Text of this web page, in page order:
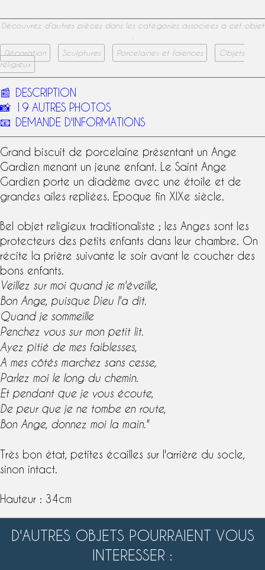
Découvrez d’autres pièces dans les catégories associées à cet objet
:
Décoration
Sculptures Porcelaines et faïences
Objets
religieux
📰 DESCRIPTION
📸 19 AUTRES PHOTOS
📧 DEMANDE D'INFORMATIONS
Grand biscuit de porcelaine présentant un Ange
Gardien menant un jeune enfant. Le Saint Ange
Gardien porte un diadème avec une étoile et de
grandes ailes repliées. Epoque fin XIXe siècle
Bel objet religieux traditionaliste ; les Anges sont les
protecteurs des petits enfants dans leur chambre. On
récite la prière suivante le soir avant le coucher des
bons enfants.
Veillez sur moi quand je m'éveille,
Bon Ange, puisque Dieu l'a dit.
Quand je sommeille
Penchez vous sur mon petit lit.
Ayez pitié de mes faiblesses,
A mes côtés marchez sans cesse,
Parlez moi le long du chemin.
Et pendant que je vous écoute,
De peur que je ne tombe en route,
Bon Ange, donnez moi la main."
Très bon état, petites écailles sur l'arrière du socle,
sinon intact.
Hauteur : 34cm
D'AUTRES OBJETS POURRAIENT VOUS
INTERESSER :